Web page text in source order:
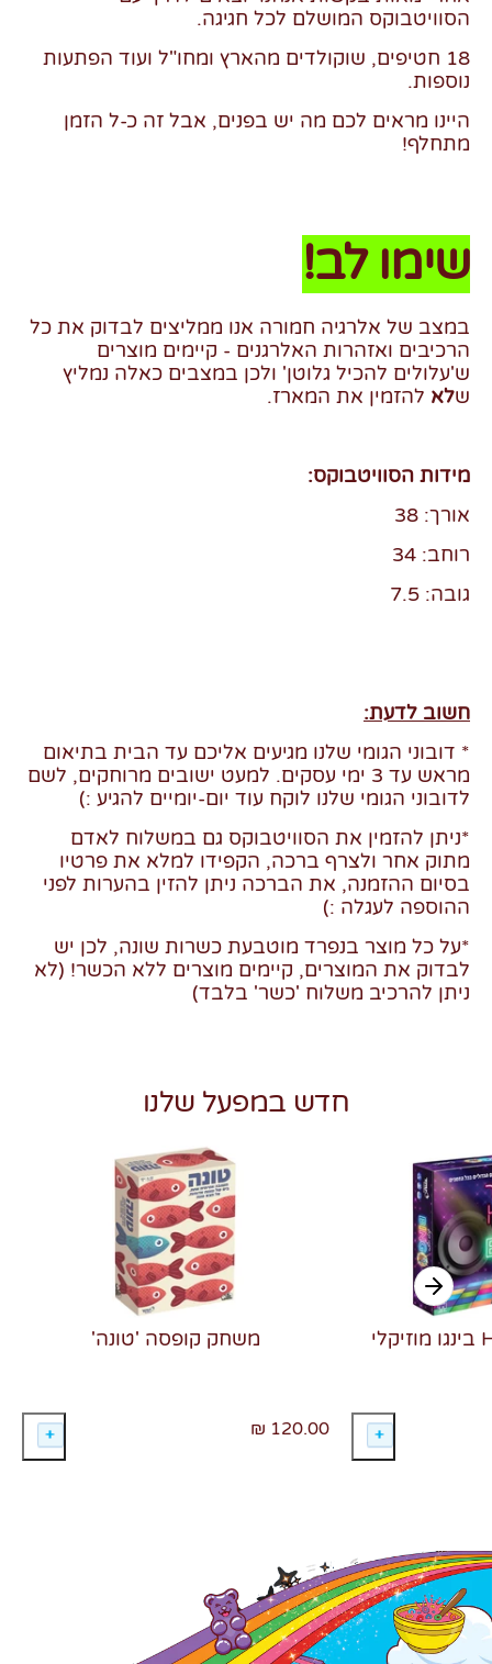
הסוויטבוקס המושלם לכל חגיגה.
18 חטיפים, שוקולדים מהארץ ומחו"ל ועוד הפתעות
נוספות.
היינו מראים לכם מה יש בפנים, אבל זה כ-ל הזמן
מתחלף!
שימו לב!
במצב של אלרגיה חמורה אנו ממליצים לבדוק את כל
הרכיבים ואזהרות האלרגנים - קיימים מוצרים
ש'עלולים להכיל גלוטן' ולכן במצבים כאלה נמליץ
שלא להזמין את המארז.
מידות הסוויטבוקס:
אורך: 38
רוחב: 34
גובה: 7.5
חשוב לדעת:
* דובוני הגומי שלנו מגיעים אליכם עד הבית בתיאום
מראש עד 3 ימי עסקים. למעט ישובים מרוחקים, לשם
לדובוני הגומי שלנו לוקח עוד יום-יומיים להגיע :)
*ניתן להזמין את הסוויטבוקס גם במשלוח לאדם
מתוק אחר ולצרף ברכה, הקפידו למלא את פרטיו
בסיום ההזמנה, את הברכה ניתן להזין בהערות לפני
ההוספה לעגלה :)
*על כל מוצר בנפרד מוטבעת כשרות שונה, לכן יש
לבדוק את המוצרים, קיימים מוצרים ללא הכשר! (לא
ניתן להרכיב משלוח 'כשר' בלבד)
חדש במפעל שלנו
משחק קופסה 'טונה'
120.00 ₪